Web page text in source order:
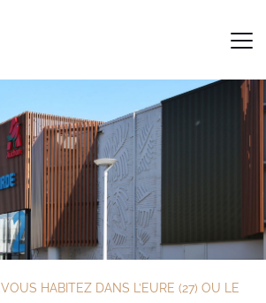
VOUS HABITEZ DANS L’EURE (27) OU LE